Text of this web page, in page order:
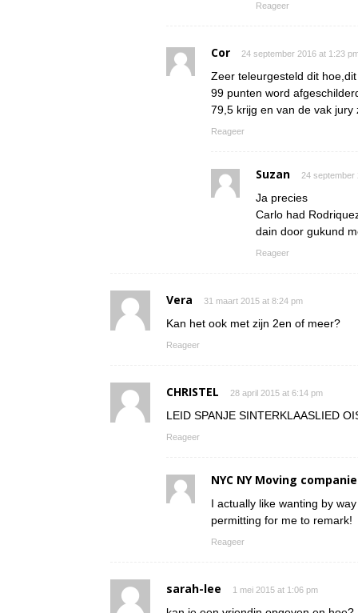
Reageer
Cor 24 september 2016 at 1:23
Zeer teleurgesteld dit
99 punten word
79,5 krijg en van de vak jury
Reageer
Suzan 24 september
Ja precies
Carlo had
dain door gukund
Reageer
Vera 31 maart 2015 at 8:24 pm
Kan het ook met zijn 2en of meer?
Reageer
CHRISTEL 28 april 2015 at 6:14 pm
LEID SPANJE SINTERKLAASLIED
Reageer
NYC NY Moving
I actually like wanting by
permitting for me to remark!
Reageer
sarah-lee 1 mei 2015 at 1:06 pm